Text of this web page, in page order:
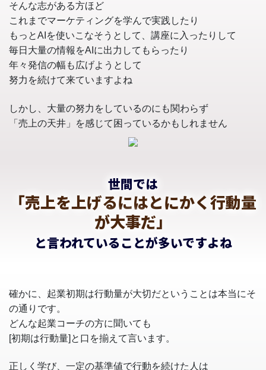
そんな志がある方ほど
これまでマーケティングを学んで実践したり
もっとAIを使いこなそうとして、講座に入ったりして
毎日大量の情報をAIに出力してもらったり
年々発信の幅も広げようとして
努力を続けて来ていますよね
しかし、大量の努力をしているのにも関わらず
「売上の天井」を感じて困っているかもしれません
世間では
「売上を上げるにはとにかく行動量
が大事だ」
と言われていることが多いですよね
確かに、起業初期は行動量が大切だということは本当にそ
の通りです。
どんな起業コーチの方に聞いても
[初期は行動量]と口を揃えて言います。
正しく学び、一定の基準値で行動を続けた人は